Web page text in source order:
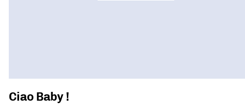
Ciao Baby !